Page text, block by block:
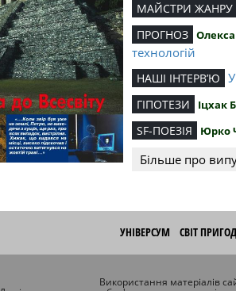
МАЙСТРИ ЖАНРУ
ПРОГНОЗ
технологій
НАШІ ІНТЕРВ’Ю
ГІПОТЕЗИ Іцхак
SF-ПОЕЗІЯ Юрко
Більше про
УНІВЕРСУМ СВІТ ПРИГОД
Використання матеріалів